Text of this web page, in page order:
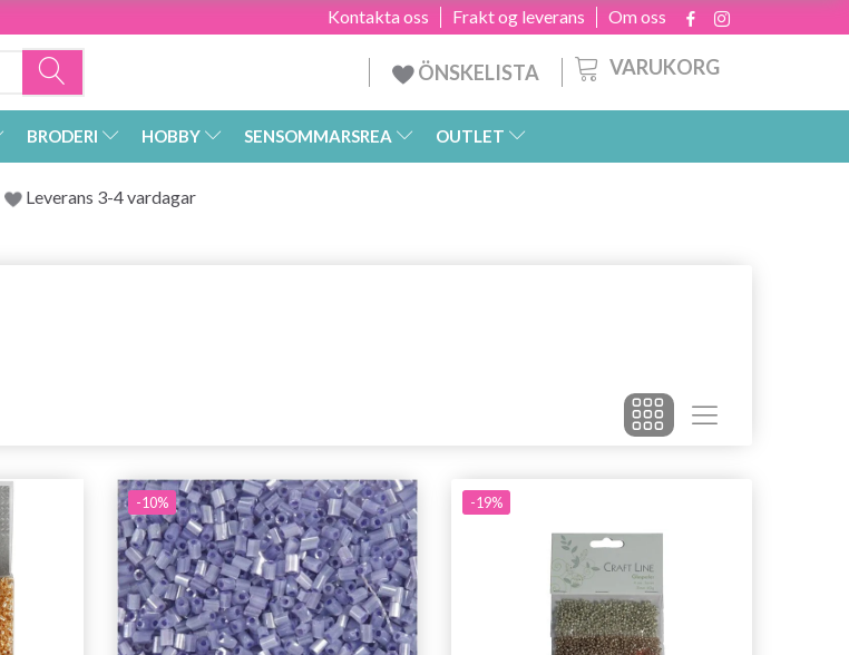
Om oss
Frakt og leverans
Kontakta oss
VARUKORG
ÖNSKELISTA
BRODERI HOBBY SENSOMMARSREA OUTLET
Leverans 3-4 vardagar
-10% -19%